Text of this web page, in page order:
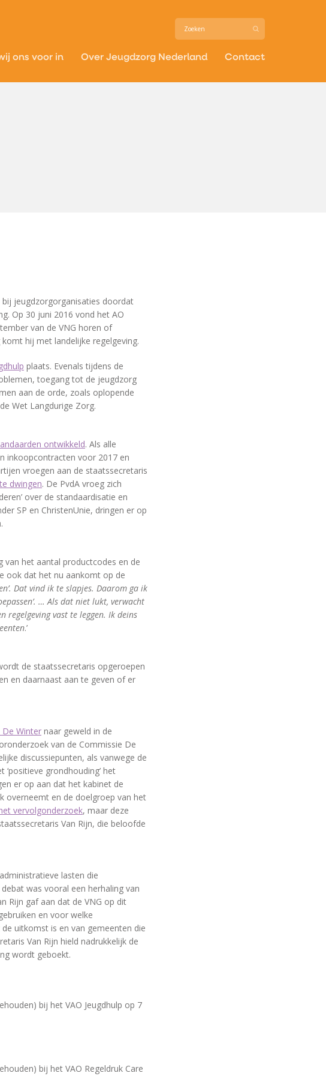
ons voor in Over Jeugdzorg Nederland Contact
jeugdzorgorganisaties doordat
Op 30 juni 2016 vond het AO
van de VNG horen of
hij met landelijke regelgeving.
plaats. Evenals tijdens de
toegang tot de jeugdzorg
aan de orde, zoals oplopende
Wet Langdurige Zorg.
ontwikkeld. Als alle
inkoopcontracten voor 2017 en
vroegen aan de staatssecretaris
dwingen. De PvdA vroeg zich
over de standaardisatie en
SP en ChristenUnie, dringen er op
van het aantal productcodes en de
ook dat het nu aankomt op de
Dat vind ik te slapjes. Daarom ga ik
… Als dat niet lukt, verwacht
regelgeving vast te leggen. Ik deins
.’
de staatssecretaris opgeroepen
en daarnaast aan te geven of er
Winter naar geweld in de
van de Commissie De
discussiepunten, als vanwege de
grondhouding’ het
er op aan dat het kabinet de
overneemt en de doelgroep van het
vervolgonderzoek, maar deze
Van Rijn, die beloofde
lasten die
was vooral een herhaling van
Rijn gaf aan dat de VNG op dit
en voor welke
uitkomst is en van gemeenten die
Van Rijn hield nadrukkelijk de
wordt geboekt.
bij het VAO Jeugdhulp op 7
bij het VAO Regeldruk Care